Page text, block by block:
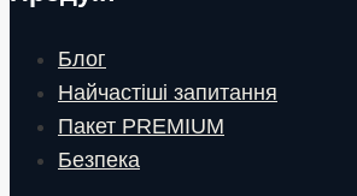
Блог
Найчастіші запитання
Пакет PREMIUM
Безпека